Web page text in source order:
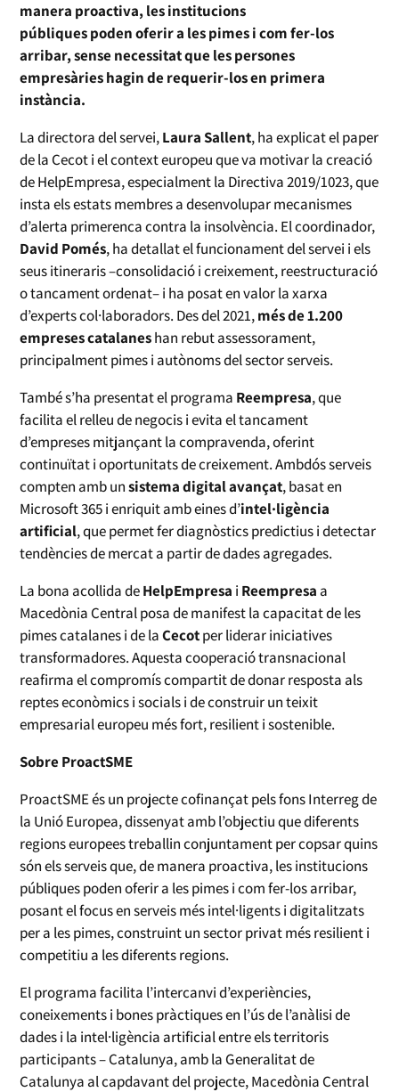
manera proactiva, les institucions
públiques poden oferir a les pimes i com fer-los
arribar, sense necessitat que les persones
empresàries hagin de requerir-los en primera
instància.
La directora del servei,Laura Sallent, ha explicat el paper
de la Cecot i el context europeu que va motivar la creació
de HelpEmpresa, especialment la Directiva 2019/1023, que
insta els estats membres a desenvolupar mecanismes
d’alerta primerenca contra la insolvència. El coordinador,
David Pomés, ha detallat el funcionament del servei i els
seus itineraris –consolidació i creixement, reestructuració
o tancament ordenat– i ha posat en valor la xarxa
d’experts col·laboradors. Des del 2021,més de 1.200
empreses catalaneshan rebut assessorament,
principalment pimes i autònoms del sector serveis.
També s’ha presentat el programa Reempresa, que
facilita el relleu de negocis i evita el tancament
d’empreses mitjançant la compravenda, oferint
continuïtat i oportunitats de creixement. Ambdós serveis
compten amb unsistema digital avançat, basat en
Microsoft 365 i enriquit amb eines d’intel·ligència
artificial, que permet fer diagnòstics predictius i detectar
tendències de mercat a partir de dades agregades.
La bona acollida deHelpEmpresa i Reempresa a
Macedònia Central posa de manifest la capacitat de les
pimes catalanes i de laCecotper liderar iniciatives
transformadores. Aquesta cooperació transnacional
reafirma el compromís compartit de donar resposta als
reptes econòmics i socials i de construir un teixit
empresarial europeu més fort, resilient i sostenible.
Sobre ProactSME
ProactSME és un projecte cofinançat pels fons Interreg de
la Unió Europea, dissenyat amb l’objectiu que diferents
regions europees treballin conjuntament per copsar quins
són els serveis que, de manera proactiva, les institucions
públiques poden oferir a les pimes i com fer-los arribar,
posant el focus en serveis més intel·ligents i digitalitzats
per a les pimes, construint un sector privat més resilient i
competitiu a les diferents regions.
El programa facilita l’intercanvi d’experiències,
coneixements i bones pràctiques en l’ús de l’anàlisi de
dades i la intel·ligència artificial entre els territoris
participants – Catalunya, amb la Generalitat de
Catalunya al capdavant del projecte, Macedònia Central